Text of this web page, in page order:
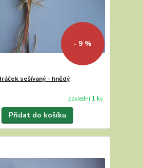
- 9 %
sešívaný - hnědý
poslední 1 ks
Přidat do košíku